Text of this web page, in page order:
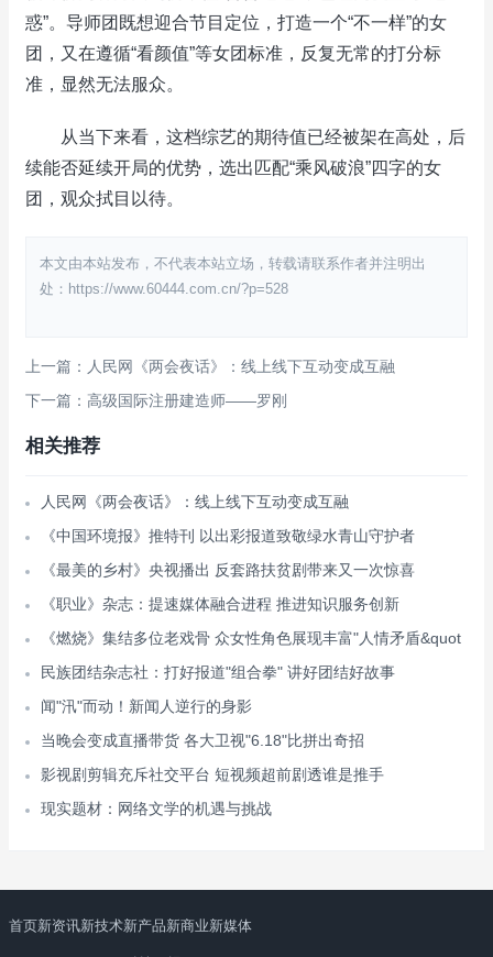
惑”。导师团既想迎合节目定位，打造一个“不一样”的女
团，又在遵循“看颜值”等女团标准，反复无常的打分标
准，显然无法服众。
从当下来看，这档综艺的期待值已经被架在高处，后
续能否延续开局的优势，选出匹配“乘风破浪”四字的女
团，观众拭目以待。
本文由本站发布，不代表本站立场，转载请联系作者并注明出
处：https://www.60444.com.cn/?p=528
上一篇：人民网《两会夜话》：线上线下互动变成互融
下一篇：高级国际注册建造师——罗刚
相关推荐
人民网《两会夜话》：线上线下互动变成互融
《中国环境报》推特刊 以出彩报道致敬绿水青山守护者
《最美的乡村》央视播出 反套路扶贫剧带来又一次惊喜
《职业》杂志：提速媒体融合进程 推进知识服务创新
《燃烧》集结多位老戏骨 众女性角色展现丰富"人情矛盾&quot
民族团结杂志社：打好报道"组合拳" 讲好团结好故事
闻"汛"而动！新闻人逆行的身影
当晚会变成直播带货 各大卫视"6.18"比拼出奇招
影视剧剪辑充斥社交平台 短视频超前剧透谁是推手
现实题材：网络文学的机遇与挑战
首页新资讯新技术新产品新商业新媒体